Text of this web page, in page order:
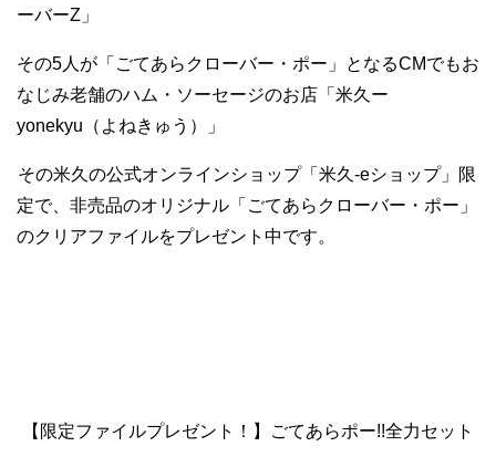
ーバーZ」
その5人が「ごてあらクローバー・ポー」となるCMでもお
なじみ老舗のハム・ソーセージのお店「米久ー
yonekyu（よねきゅう）」
その米久の公式オンラインショップ「米久-eショップ」限
定で、非売品のオリジナル「ごてあらクローバー・ポー」
のクリアファイルをプレゼント中です。
【限定ファイルプレゼント！】ごてあらポー!!全力セット